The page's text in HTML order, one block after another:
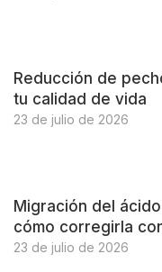
Reducción de
tu calidad de vida
23 de julio de 2026
Migración del
cómo corregirla
23 de julio de 2026